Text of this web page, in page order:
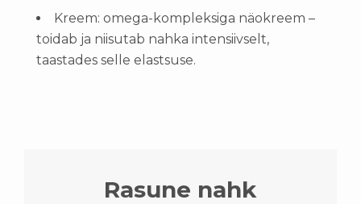
Kreem: omega-kompleksiga näokreem –
toidab ja niisutab nahka intensiivselt,
taastades selle elastsuse.
Rasune nahk